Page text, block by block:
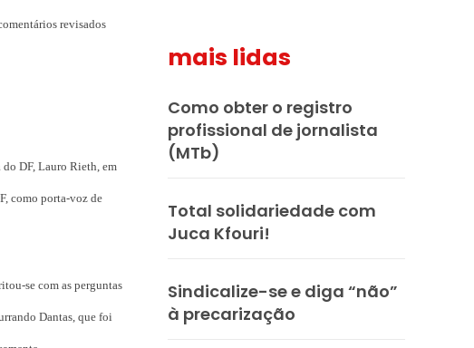
revisados
DF, Lauro Rieth, em
como porta-voz de
se com as perguntas
Dantas, que foi
mais lidas
Como obter o registro
profissional de jornalista
(MTb)
Total solidariedade com
Juca Kfouri!
Sindicalize-se e diga “não”
à precarização